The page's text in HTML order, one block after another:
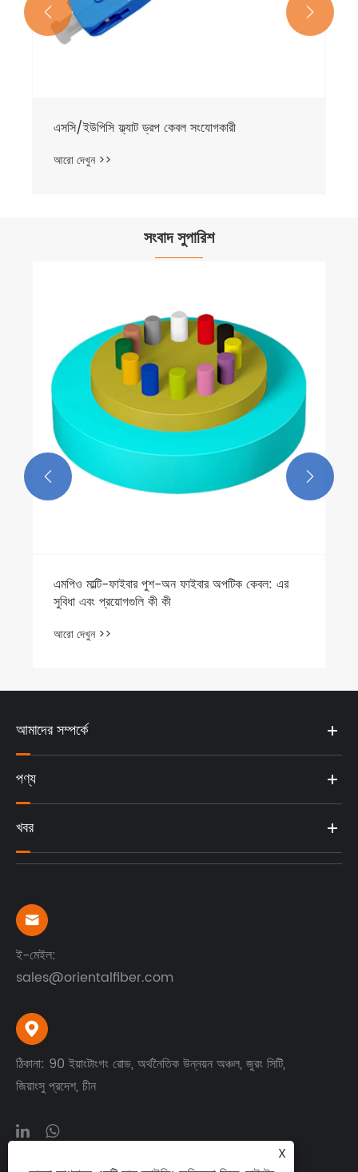
এসসি/ইউপিসি ফ্ল্যাট ড্রপ কেবল সংযোগকারী
আরো দেখুন >>
 
সংবাদ সুপারিশ
এমপিও মাল্টি-ফাইবার পুশ-অন ফাইবার অপটিক কেবল: এর
সুবিধা এবং প্রয়োগগুলি কী কী
আরো দেখুন >>
 
আমাদের সম্পর্কে
পণ্য
খবর

ই-মেইল:
sales@orientalfiber.com

ঠিকানা: 90 ইয়াংটাংগং রোড, অর্থনৈতিক উন্নয়ন অঞ্চল, জুরং সিটি,
জিয়াংসু প্রদেশ, চীন
X